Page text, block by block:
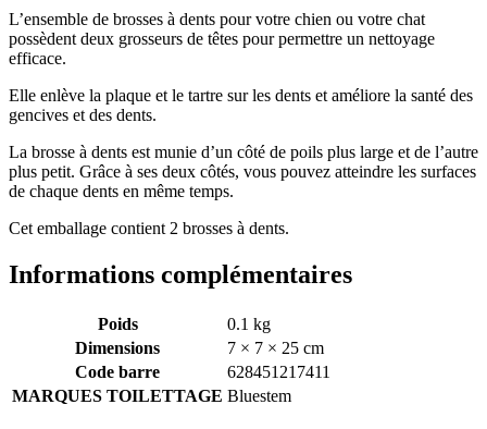
L’ensemble de brosses à dents pour votre chien ou votre chat
possèdent deux grosseurs de têtes pour permettre un nettoyage
efficace.
Elle enlève la plaque et le tartre sur les dents et améliore la santé des
gencives et des dents.
La brosse à dents est munie d’un côté de poils plus large et de l’autre
plus petit. Grâce à ses deux côtés, vous pouvez atteindre les surfaces
de chaque dents en même temps.
Cet emballage contient 2 brosses à dents.
Informations complémentaires
Poids
0.1 kg
Dimensions
7 × 7 × 25 cm
Code barre
628451217411
MARQUES TOILETTAGE Bluestem